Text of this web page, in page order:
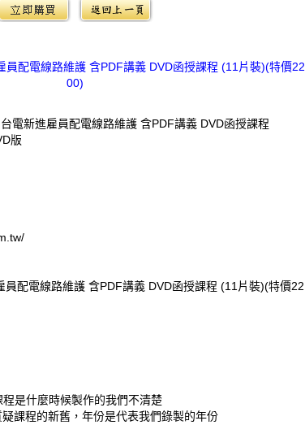
員配電線路維護 含PDF講義 DVD函授課程 (11片裝)(特價22
00)
電新進雇員配電線路維護 含PDF講義 DVD函授課程
版
員配電線路維護 含PDF講義 DVD函授課程 (11片裝)(特價22
是什麼時候製作的我們不清楚
課程的新舊，年份是代表我們錄製的年份